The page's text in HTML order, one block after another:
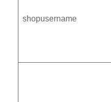
shopusername